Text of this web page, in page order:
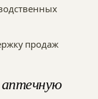
продаж